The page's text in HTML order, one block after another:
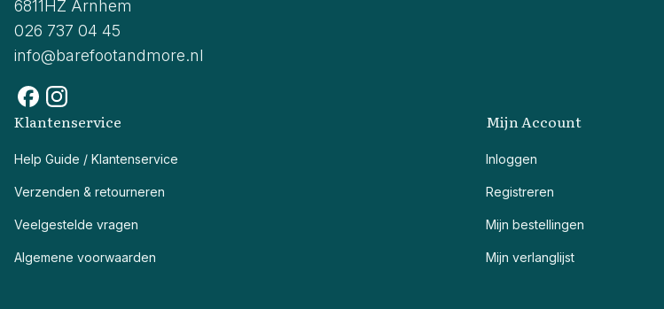
6811HZ Arnhem
026 737 04 45
info@barefootandmore.nl
Klantenservice
Help Guide / Klantenservice
Verzenden & retourneren
Veelgestelde vragen
Algemene voorwaarden
Mijn Account
Inloggen
Registreren
Mijn bestellingen
Mijn verlanglijst